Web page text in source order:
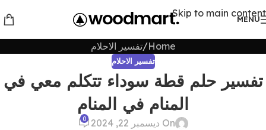
Skip to main content
MENU
Home تفسير الاحلام
تفسير الاحلام
تفسير حلم قطة سوداء تتكلم معي في
المنام في المنام
On ديسمبر 22, 2024 0